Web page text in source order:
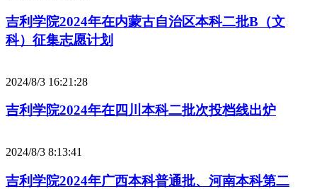
吉利学院2024年在内蒙古自治区本科二批B（文
科）征集志愿计划
2024/8/3 16:21:28
吉利学院2024年在四川本科二批次投档线出炉
2024/8/3 8:13:41
吉利学院2024年广西本科普通批、河南本科第二